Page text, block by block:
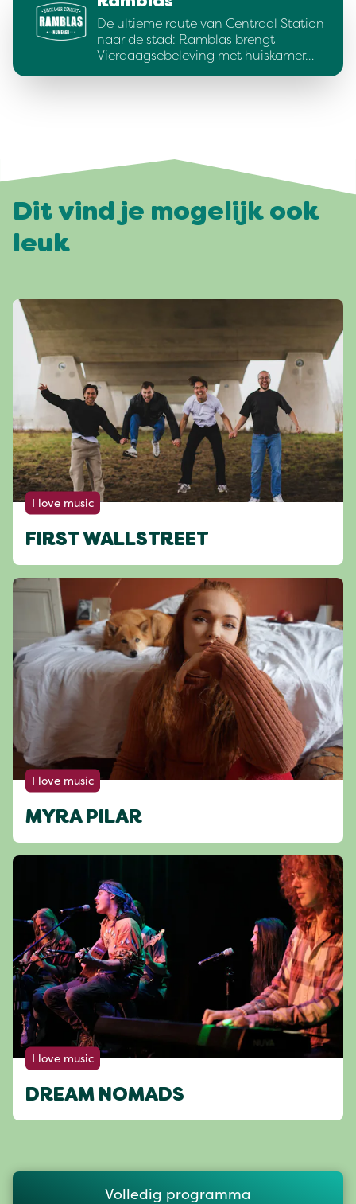
De ultieme route van Centraal Station
naar de stad: Ramblas brengt
Vierdaagsebeleving met huiskamer…
Dit vind je mogelijk ook
leuk
I love music
FIRST WALLSTREET
I love music
MYRA PILAR
I love music
DREAM NOMADS
Volledig programma